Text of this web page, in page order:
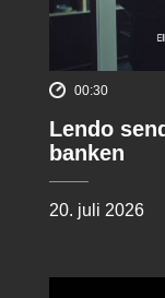
00:30
Lendo
banken
20. juli 2026